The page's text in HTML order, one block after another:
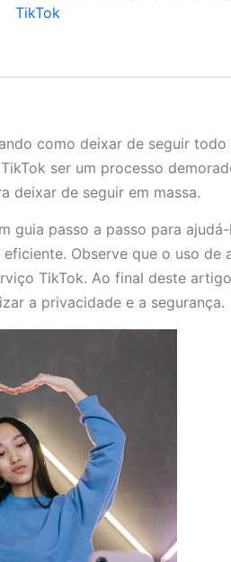
TikTok
como deixar de seguir
ser um processo
deixar de seguir em massa.
guia passo a passo para
eficiente. Observe que o uso
TikTok. Ao final deste
a privacidade e a segurança.